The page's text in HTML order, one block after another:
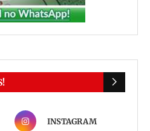
INSTAGRAM